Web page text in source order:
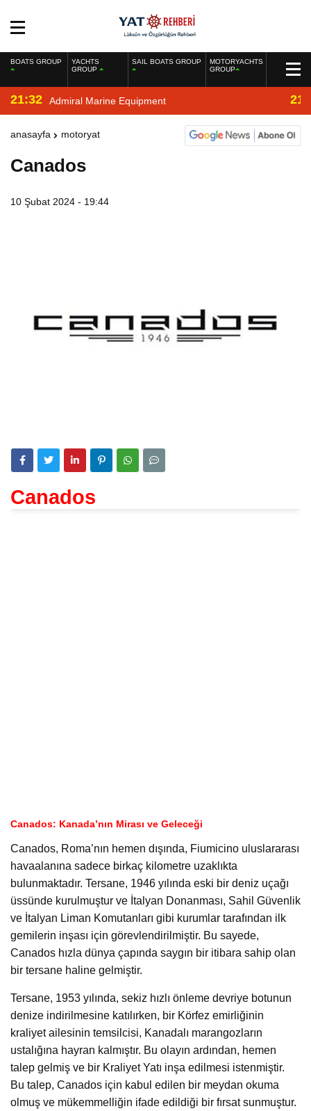
BOATS GROUP
YACHTS
GROUP
SAIL BOATS GROUP
MOTORYACHTS
GROUP
21:32 Admiral Marine Equipment
anasayfa motoryat
Canados
10 Şubat 2024 - 19:44
Canados
Canados: Kanada’nın Mirası ve Geleceği
Canados, Roma’nın hemen dışında, Fiumicino uluslararası
havaalanına sadece birkaç kilometre uzaklıkta
bulunmaktadır. Tersane, 1946 yılında eski bir deniz uçağı
üssünde kurulmuştur ve İtalyan Donanması, Sahil Güvenlik
ve İtalyan Liman Komutanları gibi kurumlar tarafından ilk
gemilerin inşası için görevlendirilmiştir. Bu sayede,
Canados hızla dünya çapında saygın bir itibara sahip olan
bir tersane haline gelmiştir.
Tersane, 1953 yılında, sekiz hızlı önleme devriye botunun
denize indirilmesine katılırken, bir Körfez emirliğinin
kraliyet ailesinin temsilcisi, Kanadalı marangozların
ustalığına hayran kalmıştır. Bu olayın ardından, hemen
talep gelmiş ve bir Kraliyet Yatı inşa edilmesi istenmiştir.
Bu talep, Canados için kabul edilen bir meydan okuma
olmuş ve mükemmelliğin ifade edildiği bir fırsat sunmuştur.